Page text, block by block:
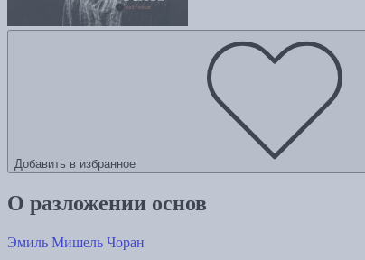
Добавить в избранное
О разложении основ
Эмиль Мишель Чоран